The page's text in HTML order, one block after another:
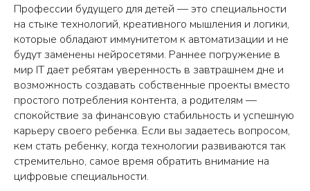
Профессии будущего для детей — это специальности
на стыке технологий, креативного мышления и логики,
которые обладают иммунитетом к автоматизации и не
будут заменены нейросетями. Раннее погружение в
мир IT дает ребятам уверенность в завтрашнем дне и
возможность создавать собственные проекты вместо
простого потребления контента, а родителям —
спокойствие за финансовую стабильность и успешную
карьеру своего ребенка. Если вы задаетесь вопросом,
кем стать ребенку, когда технологии развиваются так
стремительно, самое время обратить внимание на
цифровые специальности.